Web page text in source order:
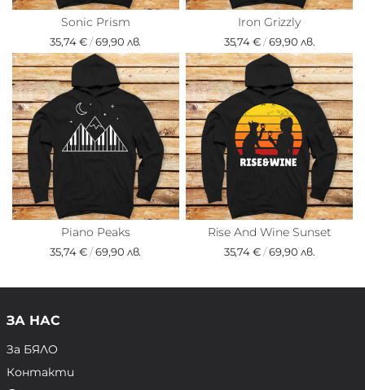
Sonic Prism
35,74 €/69,90 лв.
Iron Grizzly
35,74 €/69,90 лв.
Piano Peaks
35,74 €/69,90 лв.
Rise And Wine Sunset
35,74 €/69,90 лв.
ЗА НАС
За БЯЛО
Контакти